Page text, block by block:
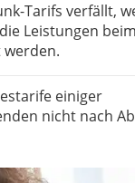
Tarifs verfällt,
Leistungen beim
werden.
einiger
nicht nach